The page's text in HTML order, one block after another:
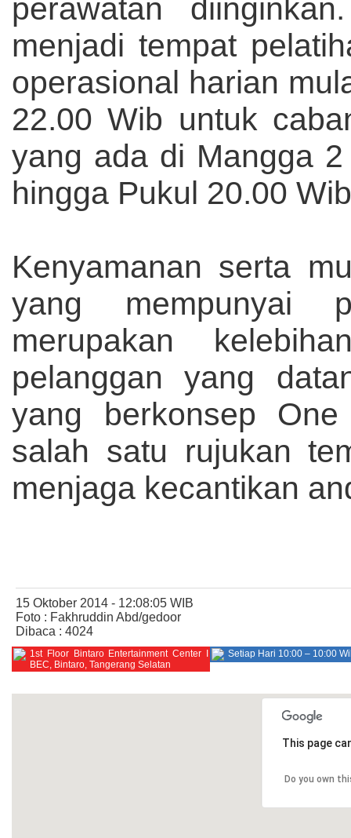
perawatan
menjadi tempat
operasional harian
22.00 Wib untuk
yang ada di Mangga
hingga Pukul 20.00
Kenyamanan serta
yang mempunyai
merupakan
pelanggan yang
yang berkonsep
salah satu rujukan
menjaga kecantikan
15 Oktober 2014 - 12:08:05 WIB
Foto : Fakhruddin Abd/gedoor
Dibaca : 4024
1st Floor Bintaro Entertainment Center I
BEC, Bintaro, Tangerang Selatan
Setiap Hari 10:00 – 10:00
This page
Do you own